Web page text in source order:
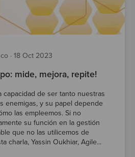
· 18 Oct 2023
mide, mejora, repite!
capacidad de ser tanto nuestras
enemigas, y su papel depende
las empleemos. Si no
su función en la gestión
que no las utilicemos de
charla, Yassin Oukhiar, Agile...